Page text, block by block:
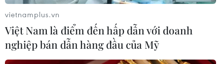
vietnamplus.vn
Việt Nam là điểm đến hấp dẫn với doanh
nghiệp bán dẫn hàng đầu của Mỹ